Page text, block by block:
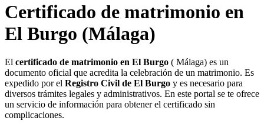
Certificado de matrimonio en
El Burgo (Málaga)
El certificado de matrimonio en El Burgo ( Málaga) es un
documento oficial que acredita la celebración de un matrimonio. Es
expedido por el Registro Civil de El Burgo y es necesario para
diversos trámites legales y administrativos. En este portal se te ofrece
un servicio de información para obtener el certificado sin
complicaciones.